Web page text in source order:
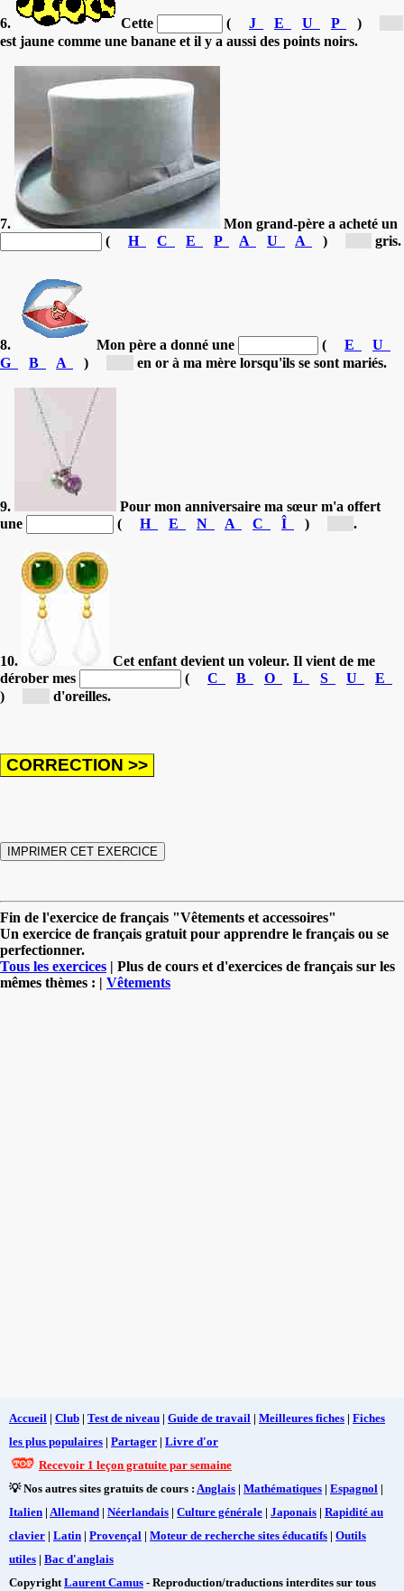
6. Cette ( J E U P )
est jaune comme une banane et il y a aussi des points noirs.
7.
Mon grand-père a acheté un
(
H C E P A U A ) gris.
8. Mon père a donné une ( E
U
G
B A ) en or à ma mère lorsqu'ils se sont mariés.
9.
Pour mon anniversaire ma sœur m'a offert
une
( H E N A C Î ) .
10.
Cet enfant devient un voleur. Il vient de me
dérober mes
( C B O L S U
E
)
d'oreilles.
Fin de l'exercice de français "Vêtements et accessoires"
Un exercice de français gratuit pour apprendre le français ou se
perfectionner.
Tous les exercices | Plus de cours et d'exercices de français sur les
mêmes thèmes : | Vêtements
Accueil | Club | Test de niveau | Guide de travail | Meilleures fiches | Fiches
les plus populaires | Partager | Livre d'or
Recevoir 1 leçon gratuite par semaine
💡 Nos autres sites gratuits de cours : Anglais | Mathématiques | Espagnol |
Italien | Allemand | Néerlandais | Culture générale | Japonais | Rapidité au
clavier | Latin | Provençal | Moteur de recherche sites éducatifs | Outils
utiles | Bac d'anglais
Copyright Laurent Camus - Reproduction/traductions interdites sur tous